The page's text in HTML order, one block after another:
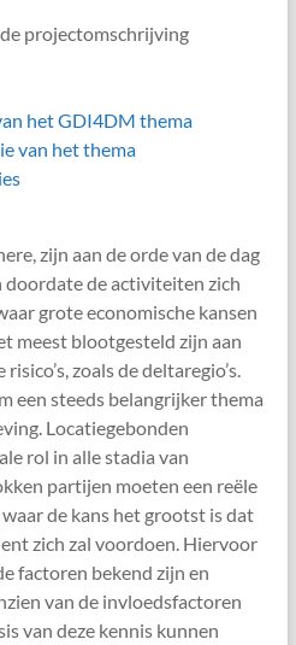
projectomschrijving
het GDI4DM thema
van het thema
zijn aan de orde van de dag
doordate de activiteiten zich
grote economische kansen
meest blootgesteld zijn aan
zoals de deltaregio’s.
een steeds belangrijker thema
Locatiegebonden
rol in alle stadia van
partijen moeten een reële
de kans het grootst is dat
zich zal voordoen. Hiervoor
factoren bekend zijn en
van de invloedsfactoren
van deze kennis kunnen